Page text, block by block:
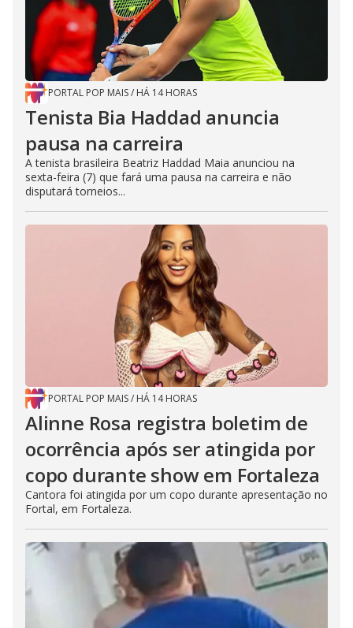
PORTAL POP MAIS/ HÁ 14 HORAS
Tenista Bia Haddad anuncia
pausa na carreira
A tenista brasileira Beatriz Haddad Maia anunciou na
sexta-feira (7) que fará uma pausa na carreira e não
disputará torneios...
PORTAL POP MAIS/ HÁ 14 HORAS
Alinne Rosa registra boletim de
ocorrência após ser atingida por
copo durante show em Fortaleza
Cantora foi atingida por um copo durante apresentação no
Fortal, em Fortaleza.